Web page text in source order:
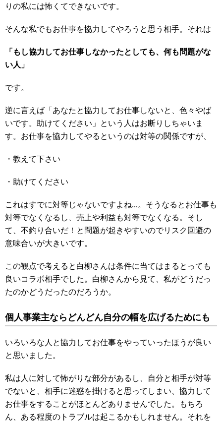
りの私には怖くてできないです。
そんな私でもお仕事を協力してやろうと思う相手。それは
「もし協力してお仕事しなかったとしても、何も問題がな
い人」
です。
逆に言えば「あなたと協力してお仕事しないと、色々やば
いです。助けてください」という人はお断りしちゃいま
す。お仕事を協力してやるというのは対等の関係ですが、
・教えて下さい
・助けてください
これはすでに対等じゃないですよね...。そうなるとお仕事も
対等でなくなるし、売上や利益も対等でなくなる。そし
て、不釣り合いだ！と問題が起きやすいのでリスク回避の
意味合いが大きいです。
この観点で考えると白柳さんは条件に当てはまるとっても
良いコラボ相手でした。白柳さんから見て、私がどうだっ
たのかどうだったのだろうか。
個人事業主ならどんどん自分の幅を広げるためにも
いろいろな人と協力してお仕事をやっていったほうが良い
と思いました。
私は人に対して怖がりな部分があるし、自分と相手が対等
でないと、相手に迷惑を掛けると思ってしまい、協力して
お仕事をすることがほとんどありませんでした。もちろ
ん、ある程度のトラブルは起こるかもしれません。それを